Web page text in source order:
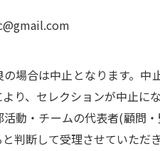
場合は中止となります。
り、セレクションが中止に
動・チームの代表者(顧問
判断して受理させていただき